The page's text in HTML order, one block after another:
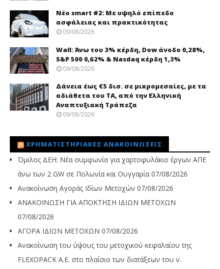
Νέo smart #2: Με υψηλό επίπεδο
ασφάλειας και πρακτικότητας
09/08/2026
Wall: Άνω του 3% κέρδη, Dow άνοδο 0,28%,
S&P 500 0,62% & Nasdaq κέρδη 1,3%
09/08/2026
Δάνεια έως €5 δισ. σε μικρομεσαίες, με τα
αδιάθετα του ΤΑ, από την Ελληνική
Αναπτυξιακή Τράπεζα
09/08/2026
ΧΡΗΜΑΤΙΣΤΗΡΙΑΚΈΣ ΑΝΑΚΟΙΝΏΣΕΙΣ
Όμιλος ΔΕΗ: Νέα συμφωνία για χαρτοφυλάκιο έργων ΑΠΕ
άνω των 2 GW σε Πολωνία και Ουγγαρία 07/08/2026
Ανακοίνωση Αγοράς Ιδίων Μετοχών 07/08/2026
ΑΝΑΚΟΙΝΩΣΗ ΓΙΑ ΑΠΟΚΤΗΣΗ ΙΔΙΩΝ ΜΕΤΟΧΩΝ
07/08/2026
ΑΓΟΡΑ ΙΔΙΩΝ ΜΕΤΟΧΩΝ 07/08/2026
Ανακοίνωση του ύψους του μετοχικού κεφαλαίου της
FLEXOPACK A.E. στο πλαίσιο των διατάξεων του ν.